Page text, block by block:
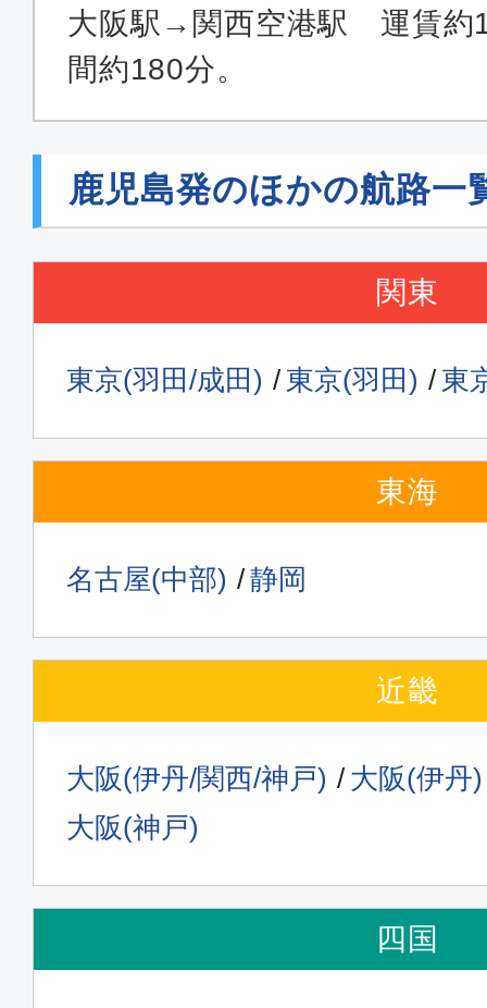
大阪駅→関西空港駅 運賃約
間約180分。
鹿児島発のほかの航路一
関東
東京(羽田/成田) 東京(羽田) 東
東海
名古屋(中部) 静岡
近畿
大阪(伊丹/関西/神戸)
大阪(伊丹)
大阪(神戸)
四国